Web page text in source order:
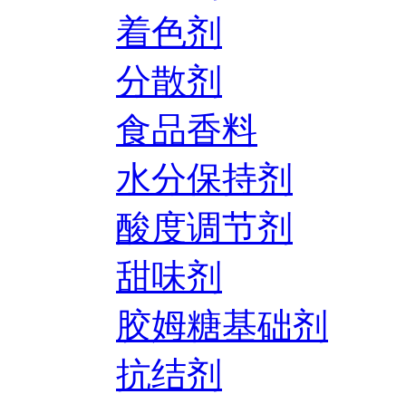
着色剂
分散剂
食品香料
水分保持剂
酸度调节剂
甜味剂
胶姆糖基础剂
抗结剂